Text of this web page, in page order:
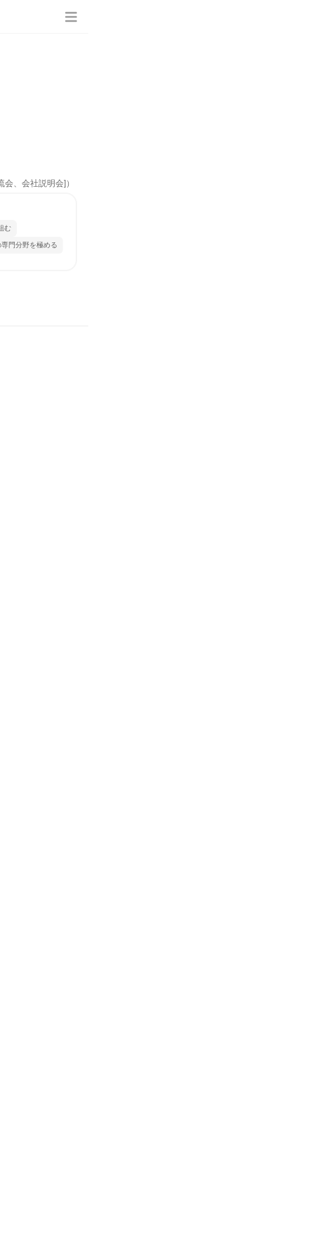
、会社説明会]）
む
門分野を極める